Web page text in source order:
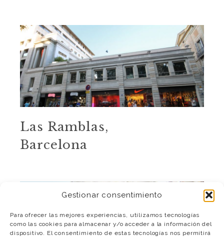
Gestionar consentimiento
Para ofrecer las mejores experiencias, utilizamos tecnologías
como las cookies para almacenar y/o acceder a la información del
dispositivo. El consentimiento de estas tecnologías nos permitirá
Las Ramblas,
Barcelona